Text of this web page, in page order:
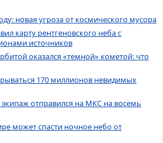
новая угроза от космического мусора
карту рентгеновского неба с
источников
оказался «темной» кометой: что
170 миллионов невидимых
отправился на МКС на восемь
может спасти ночное небо от